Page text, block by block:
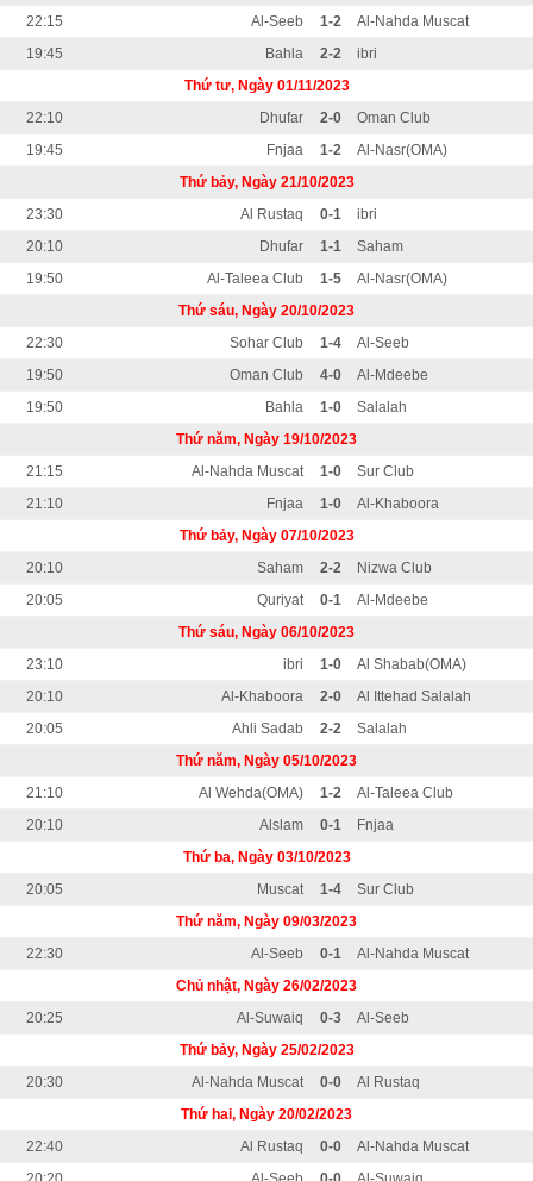
22:15
Al-Seeb 1-2
Al-Nahda Muscat
19:45
Bahla 2-2
ibri
Thứ tư, Ngày 01/11/2023
22:10
Dhufar 2-0
Oman Club
19:45
Fnjaa 1-2
Al-Nasr(OMA)
Thứ bảy, Ngày 21/10/2023
23:30
Al Rustaq 0-1
ibri
20:10
Dhufar 1-1
Saham
19:50
Al-Taleea Club 1-5
Al-Nasr(OMA)
Thứ sáu, Ngày 20/10/2023
22:30
Sohar Club 1-4
Al-Seeb
19:50
Oman Club 4-0
Al-Mdeebe
19:50
Bahla 1-0
Salalah
Thứ năm, Ngày 19/10/2023
21:15
Al-Nahda Muscat 1-0
Sur Club
21:10
Fnjaa 1-0
Al-Khaboora
Thứ bảy, Ngày 07/10/2023
20:10
Saham 2-2
Nizwa Club
20:05
Quriyat 0-1
Al-Mdeebe
Thứ sáu, Ngày 06/10/2023
23:10
ibri 1-0
Al Shabab(OMA)
20:10
Al-Khaboora 2-0
Al Ittehad Salalah
20:05
Ahli Sadab 2-2
Salalah
Thứ năm, Ngày 05/10/2023
21:10
Al Wehda(OMA) 1-2
Al-Taleea Club
20:10
Alslam 0-1
Fnjaa
Thứ ba, Ngày 03/10/2023
20:05
Muscat 1-4
Sur Club
Thứ năm, Ngày 09/03/2023
22:30
Al-Seeb 0-1
Al-Nahda Muscat
Chủ nhật, Ngày 26/02/2023
20:25
Al-Suwaiq 0-3
Al-Seeb
Thứ bảy, Ngày 25/02/2023
20:30
Al-Nahda Muscat 0-0
Al Rustaq
Thứ hai, Ngày 20/02/2023
22:40
Al Rustaq 0-0
Al-Nahda Muscat